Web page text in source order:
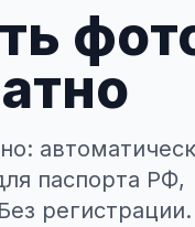
паспорта РФ,
регистрации.